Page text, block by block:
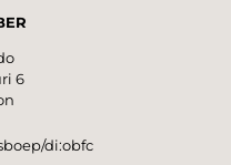
6
di:obfc